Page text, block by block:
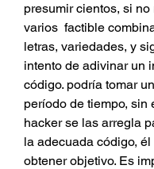
presumir cientos, si no
varios  factible
letras, variedades, y
intento de adivinar un
código. podría tomar
período de tiempo, sin
hacker se las arregla
la adecuada código,
obtener objetivo. Es